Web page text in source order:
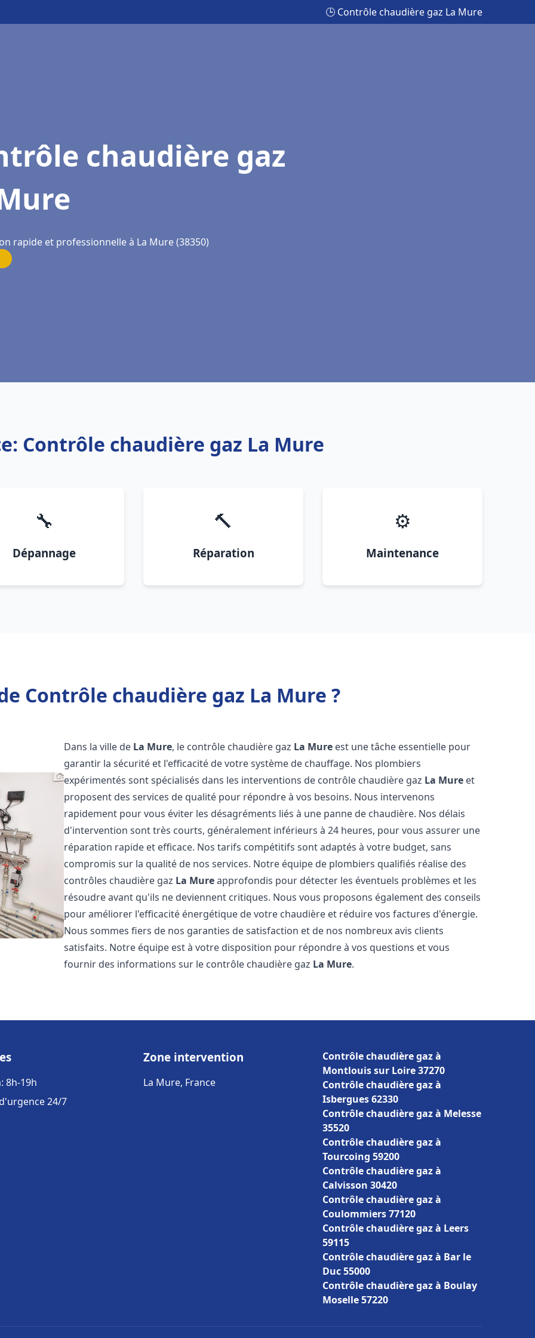
🕒 Contrôle chaudière gaz La Mure
chaudière gaz
rapide et professionnelle à La Mure (38350)
Contrôle chaudière gaz La Mure
🔧
Dépannage
🔨
Réparation
⚙️
Maintenance
Contrôle chaudière gaz La Mure ?
Dans la ville de La Mure, le contrôle chaudière gaz La Mure est une tâche essentielle pour
garantir la sécurité et l'efficacité de votre système de chauffage. Nos plombiers
expérimentés sont spécialisés dans les interventions de contrôle chaudière gaz La Mure et
proposent des services de qualité pour répondre à vos besoins. Nous intervenons
rapidement pour vous éviter les désagréments liés à une panne de chaudière. Nos délais
d'intervention sont très courts, généralement inférieurs à 24 heures, pour vous assurer une
réparation rapide et efficace. Nos tarifs compétitifs sont adaptés à votre budget, sans
compromis sur la qualité de nos services. Notre équipe de plombiers qualifiés réalise des
contrôles chaudière gaz La Mureapprofondis pour détecter les éventuels problèmes et les
résoudre avant qu'ils ne deviennent critiques. Nous vous proposons également des conseils
pour améliorer l'efficacité énergétique de votre chaudière et réduire vos factures d'énergie.
Nous sommes fiers de nos garanties de satisfaction et de nos nombreux avis clients
satisfaits. Notre équipe est à votre disposition pour répondre à vos questions et vous
fournir des informations sur le contrôle chaudière gaz La Mure.
8h-19h
24/7
Zone intervention
La Mure, France
Contrôle chaudière gaz à
Montlouis sur Loire 37270
Contrôle chaudière gaz à
Isbergues 62330
Contrôle chaudière gaz à Melesse
35520
Contrôle chaudière gaz à
Tourcoing 59200
Contrôle chaudière gaz à
Calvisson 30420
Contrôle chaudière gaz à
Coulommiers 77120
Contrôle chaudière gaz à Leers
59115
Contrôle chaudière gaz à Bar le
Duc 55000
Contrôle chaudière gaz à Boulay
Moselle 57220